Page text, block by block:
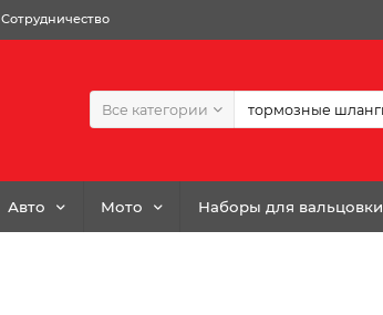
Сотрудничество
Все категории
Авто Мото Наборы для вальцовки